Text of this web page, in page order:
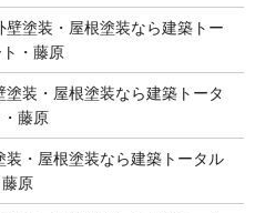
塗装・屋根塗装なら建築トー
・藤原
装・屋根塗装なら建築トータ
藤原
・屋根塗装なら建築トータル
原